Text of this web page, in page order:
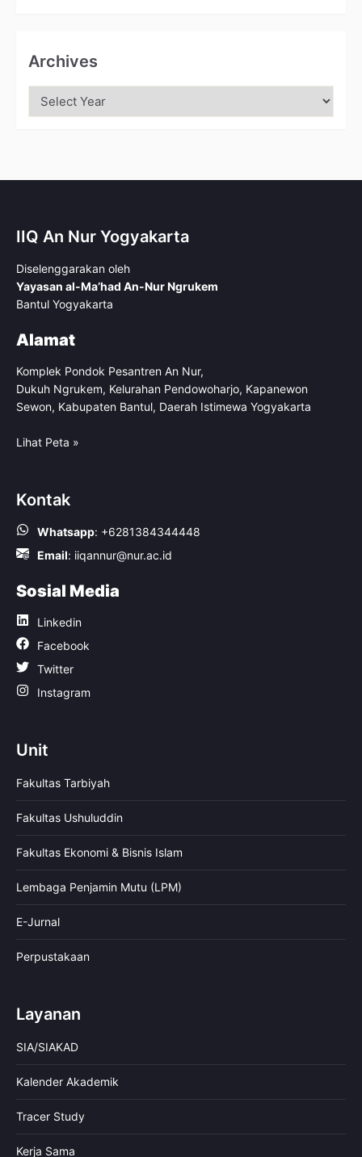
Archives
IIQ An Nur Yogyakarta
Diselenggarakan oleh
Yayasan al-Ma’had An-Nur Ngrukem
Bantul Yogyakarta
Alamat
Komplek Pondok Pesantren An Nur,
Dukuh Ngrukem, Kelurahan Pendowoharjo, Kapanewon
Sewon, Kabupaten Bantul, Daerah Istimewa Yogyakarta
Lihat Peta »
Kontak
Whatsapp: +6281384344448
Email: iiqannur@nur.ac.id
Sosial Media
Linkedin
Facebook
Twitter
Instagram
Unit
Fakultas Tarbiyah
Fakultas Ushuluddin
Fakultas Ekonomi & Bisnis Islam
Lembaga Penjamin Mutu (LPM)
E-Jurnal
Perpustakaan
Layanan
SIA/SIAKAD
Kalender Akademik
Tracer Study
Kerja Sama